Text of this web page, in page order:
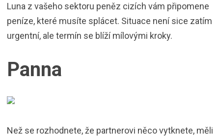
Luna z vašeho sektoru peněz cizích vám připomene
peníze, které musíte splácet. Situace není sice zatím
urgentní, ale termín se blíží mílovými kroky.
Panna
Než se rozhodnete, že partnerovi něco vytknete, měli